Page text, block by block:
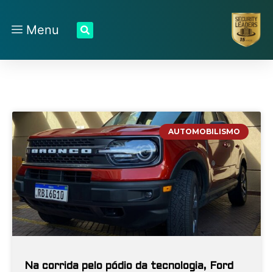
Menu
AUTOMOBILISMO
Na corrida pelo pódio da tecnologia, Ford